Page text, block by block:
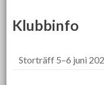
Klubbinfo
Storträff 5–6 juni